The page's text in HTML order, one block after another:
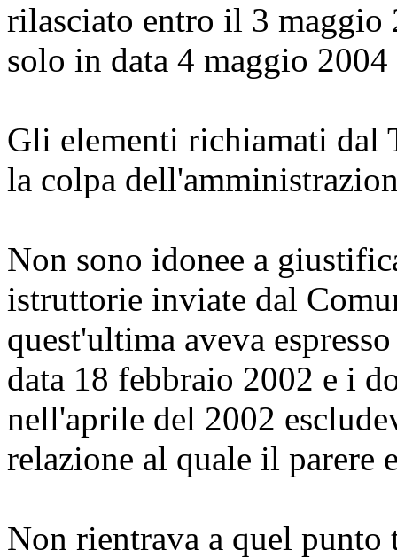
rilasciato entro il 3 maggio
solo in data 4 maggio
Gli elementi richiamati dal
la colpa
Non sono idonee a
istruttorie inviate dal
quest'ultima aveva
data 18 febbraio 2002 e i
nell'aprile del 2002
relazione al quale il parere
Non rientrava a quel punto